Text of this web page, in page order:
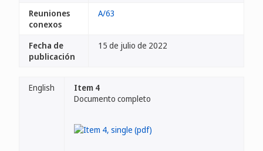
Reuniones
conexos
A/63
Fecha de
publicación
15 de julio de 2022
English
Item 4
Documento completo